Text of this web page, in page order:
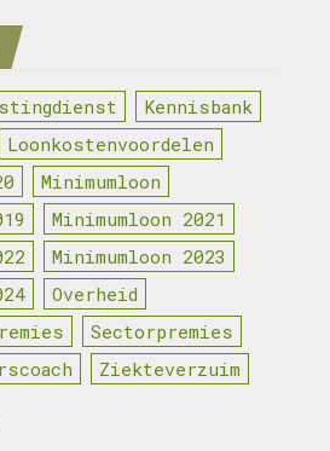
Kennisbank
Loonkostenvoordelen
Minimumloon
Minimumloon 2021
Minimumloon 2023
Overheid
Sectorpremies
Ziekteverzuim